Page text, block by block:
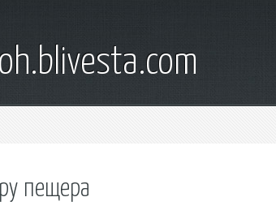
пещера